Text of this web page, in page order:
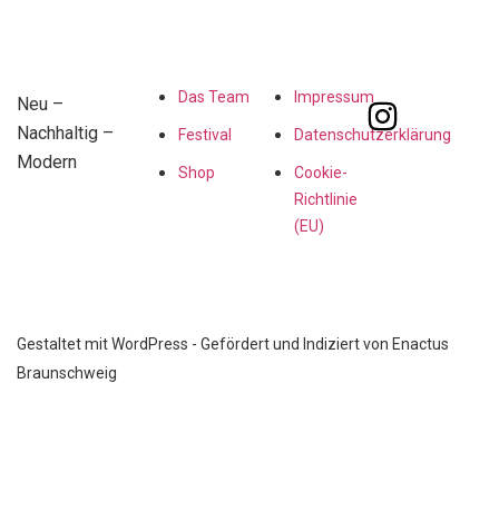
Neu –
Nachhaltig –
Modern
Das Team
Festival
Shop
Impressum
Datenschutzerklärung
Cookie-
Richtlinie
(EU)
Gestaltet mit WordPress - Gefördert und Indiziert von Enactus
Braunschweig